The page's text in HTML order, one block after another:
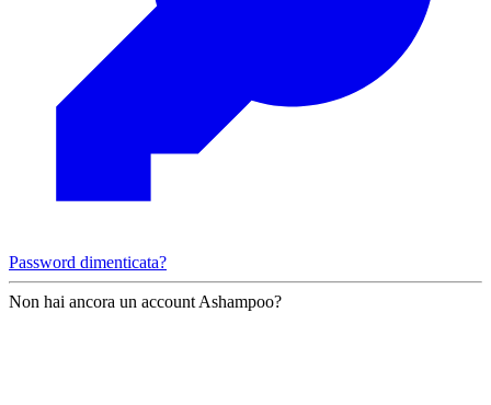
Password dimenticata?
Non hai ancora un account Ashampoo?